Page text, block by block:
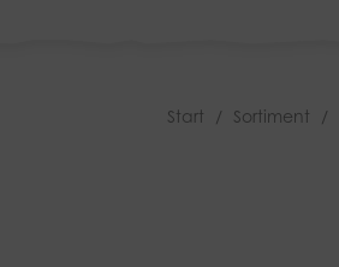
Start / Sortiment /